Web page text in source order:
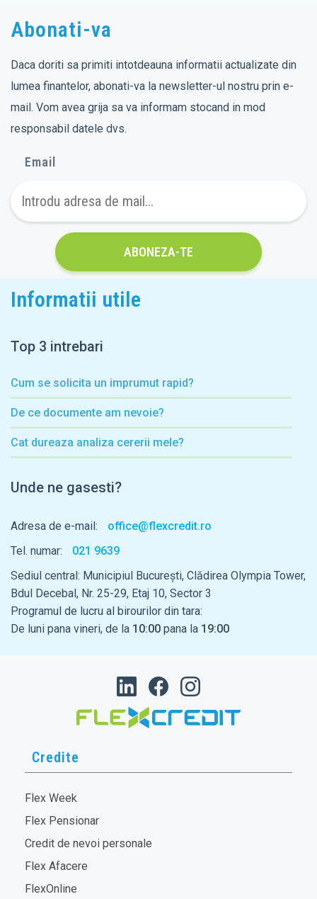
5
Abonati-va
Daca doriti sa primiti intotdeauna informatii actualizate din
lumea finantelor, abonati-va la newsletter-ul nostru prin e-
mail. Vom avea grija sa va informam stocand in mod
responsabil datele dvs.
Email
ABONEZA-TE
Informatii utile
Top 3 intrebari
Cum se solicita un imprumut rapid?
De ce documente am nevoie?
Cat dureaza analiza cererii mele?
Unde ne gasesti?
Adresa de e-mail:
office@flexcredit.ro
Tel. numar:
021 9639
Sediul central: Municipiul București, Clădirea Olympia Tower,
Bdul Decebal, Nr. 25-29, Etaj 10, Sector 3
Programul de lucru al birourilor din tara:
De luni pana vineri, de la 10:00 pana la 19:00
Credite
Flex Week
Flex Pensionar
Credit de nevoi personale
Flex Afacere
FlexOnline